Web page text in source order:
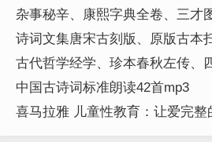
道、香道合集265套
杂事秘辛、康熙字典全卷、三才
图书馆收藏的孤本高清扫描书册
诗词文集唐宋古刻版、原版古本
刊刻本珍稀版小说、高清古代名
套
古代哲学经学、珍本春秋左传、
易、古代儒家珍本作品书册176本
中国古诗词标准朗读42首mp3
喜马拉雅 儿童性教育：让爱完整